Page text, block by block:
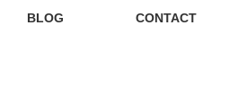
BLOG CONTACT